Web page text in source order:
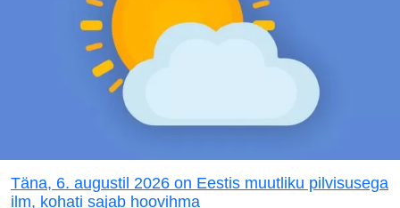
Täna, 6. augustil 2026 on Eestis muutliku pilvisusega
ilm, kohati sajab hoovihma